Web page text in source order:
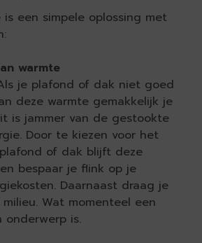
een simpele oplossing met
warmte
je plafond of dak niet goed
deze warmte gemakkelijk je
is jammer van de gestookte
Door te kiezen voor het
of dak blijft deze
bespaar je flink op je
Daarnaast draag je
Wat momenteel een
onderwerp is.